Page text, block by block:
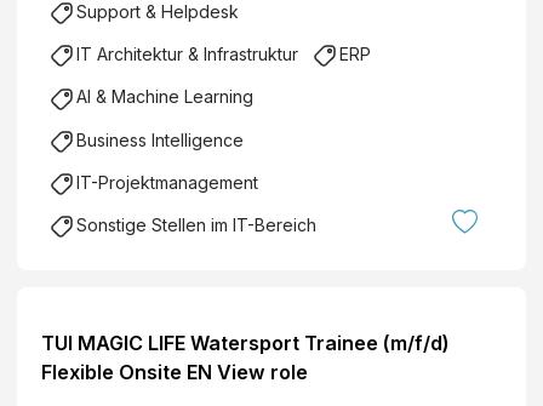
Support & Helpdesk
IT Architektur & Infrastruktur ERP
AI & Machine Learning
Business Intelligence
IT-Projektmanagement
Sonstige Stellen im IT-Bereich
TUI MAGIC LIFE Watersport Trainee (m/f/d)
Flexible Onsite EN View role